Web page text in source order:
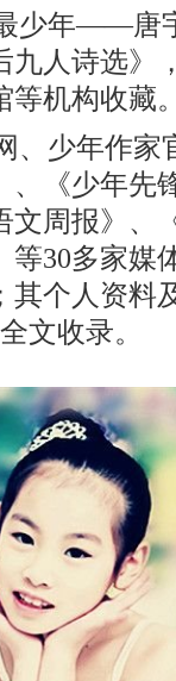
少年——唐
九人诗选》
等机构收藏
、少年作家
、《少年先
文周报》、
等30多家媒
其个人资料
文收录。